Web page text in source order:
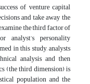
of venture capital
and take away the
the third factor of
analyst’s personality
in this study, analysts
analysis and then
(the third dimension) is
population and the